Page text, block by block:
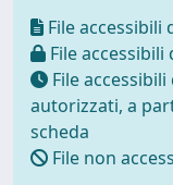
File accessibili
File
File
autorizzati, a
scheda
File non